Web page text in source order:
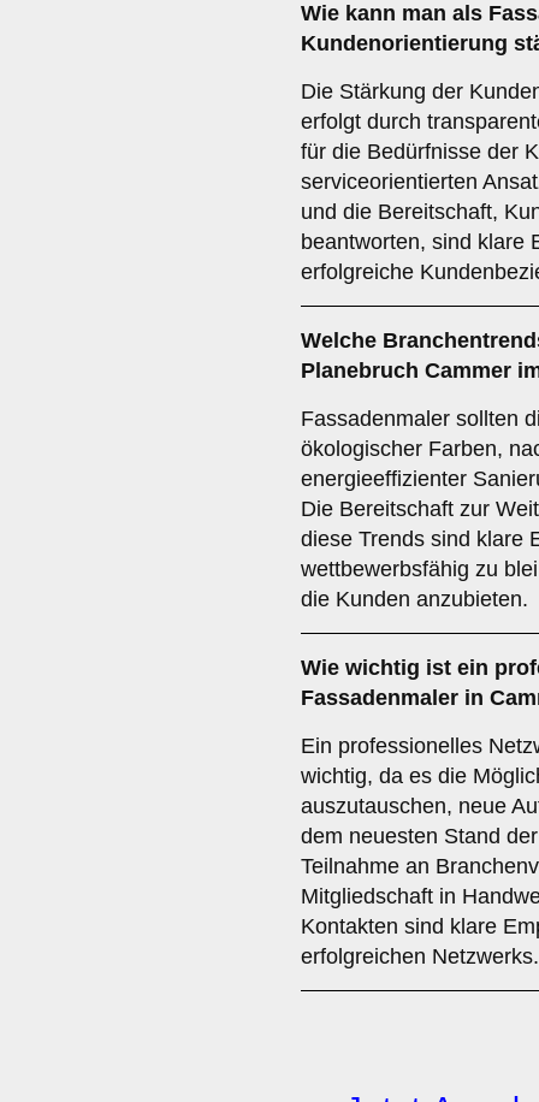
Wie kann man als
Kundenorientierung
Die Stärkung der
erfolgt durch
für die Bedürfnisse der
serviceorientierten
und die Bereitschaft,
beantworten, sind klare
erfolgreiche
Welche
Planebruch Cammer
Fassadenmaler sollten
ökologischer Farben,
energieeffizienter
Die Bereitschaft zur
diese Trends sind klare
wettbewerbsfähig zu
die Kunden anzubieten.
Wie wichtig ist ein
Fassadenmaler in
Ein professionelles
wichtig, da es die
auszutauschen, neue
dem neuesten Stand
Teilnahme an
Mitgliedschaft in
Kontakten sind klare
erfolgreichen Netzwerks.